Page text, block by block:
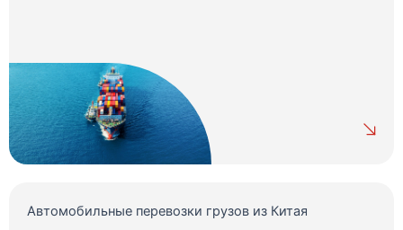
Автомобильные перевозки грузов из Китая